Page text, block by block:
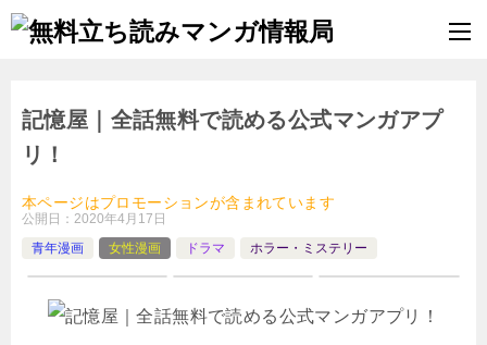
記憶屋｜全話無料で読める公式マンガアプ
リ！
本ページはプロモーションが含まれています
公開日： 2020年4月17日
青年漫画
女性漫画 ドラマ ホラー・ミステリー